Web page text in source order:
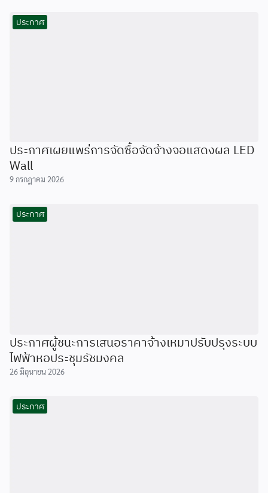
ประกาศ
ประกาศเผยแพร่การจัดซื้อจัดจ้างจอแสดงผล LED
Wall
9 กรกฎาคม 2026
ประกาศ
ประกาศผู้ชนะการเสนอราคาจ้างเหมาปรับปรุงระบบ
ไฟฟ้าหอประชุมรัชมงคล
26 มิถุนายน 2026
ประกาศ